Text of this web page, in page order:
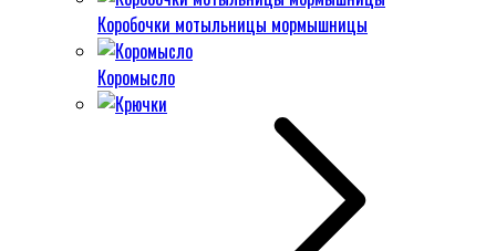
Коробочки мотыльницы мормышницы
Коромысло